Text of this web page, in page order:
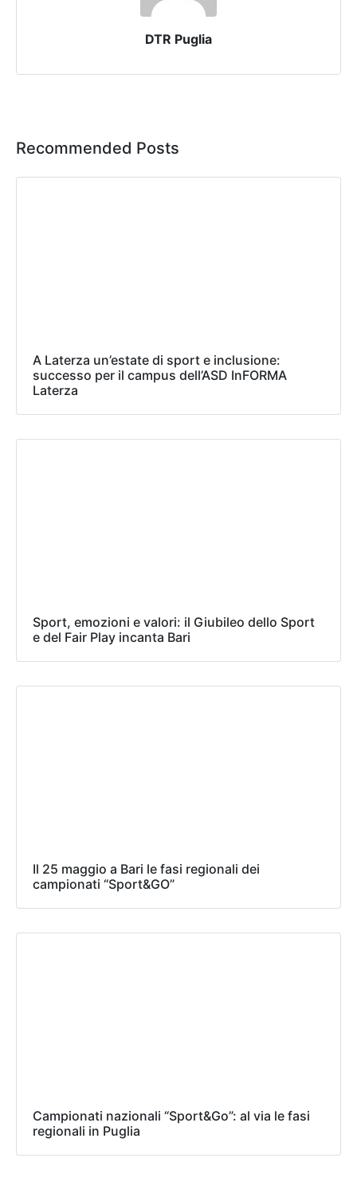
DTR Puglia
Recommended Posts
A Laterza un’estate di sport e inclusione:
successo per il campus dell’ASD InFORMA
Laterza
Sport, emozioni e valori: il Giubileo dello Sport
e del Fair Play incanta Bari
Il 25 maggio a Bari le fasi regionali dei
campionati “Sport&GO”
Campionati nazionali “Sport&Go”: al via le fasi
regionali in Puglia